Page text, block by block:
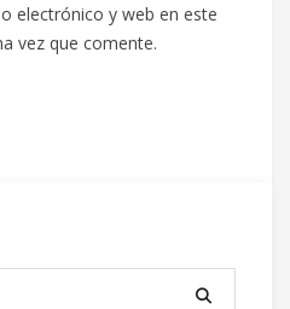
electrónico y web en este
vez que comente.